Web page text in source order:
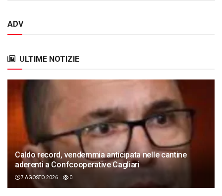
ADV
ULTIME NOTIZIE
Caldo record, vendemmia anticipata nelle cantine
aderenti a Confcooperative Cagliari
7 AGOSTO 2026 0